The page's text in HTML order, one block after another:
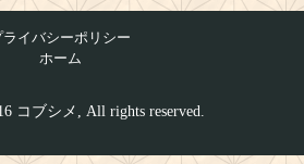
ライバシーポリシー
ホーム
コブシメ, All rights reserved.